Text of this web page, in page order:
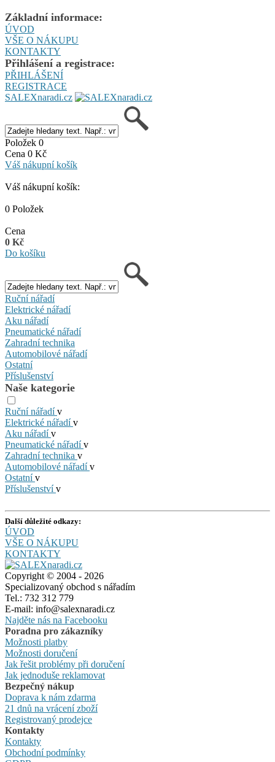
Základní informace:
ÚVOD
VŠE O NÁKUPU
KONTAKTY
Přihlášení a registrace:
PŘIHLÁŠENÍ
REGISTRACE
SALEXnaradi.cz
Položek 0
Cena 0 Kč
Váš nákupní košík
Váš nákupní košík:
0 Položek
Cena
0 Kč
Do košíku
Ruční nářadí
Elektrické nářadí
Aku nářadí
Pneumatické nářadí
Zahradní technika
Automobilové nářadí
Ostatní
Příslušenství
Naše kategorie
Ruční nářadív
Elektrické nářadív
Aku nářadív
Pneumatické nářadív
Zahradní technika v
Automobilové nářadív
Ostatnív
Příslušenstvív
Další důležité odkazy:
ÚVOD
VŠE O NÁKUPU
KONTAKTY
Copyright © 2004 - 2026
Specializovaný obchod s nářadím
Tel.: 732 312 779
E-mail: info@salexnaradi.cz
Najděte nás na Facebooku
Poradna pro zákazníky
Možnosti platby
Možnosti doručení
Jak řešit problémy při doručení
Jak jednoduše reklamovat
Bezpečný nákup
Doprava k nám zdarma
21 dnů na vrácení zboží
Registrovaný prodejce
Kontakty
Kontakty
Obchodní podmínky